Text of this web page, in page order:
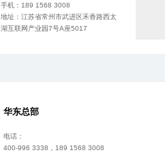
手机：189 1568 3008
地址：江苏省常州市武进区禾香路西太
湖互联网产业园7号A座5017
华东总部
电话：
400-996 3338，189 1568 3008